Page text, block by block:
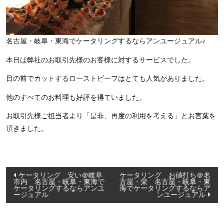
名古屋・岐阜・東海でケータリングするならアンユージュアル♪
本日は弊社のお取引先様のお客様に対するサービスでした。
目の前でカットするローストビーフはとても人気がありました。
他のすべてのお料理も好評を得ていました。
お取引先様ご担当者より「是非、再度の利用を考える」とお言葉を
頂きました。
投
稿
ナ
ケータリング 安い＠岐阜
市内 名古屋・岐阜・東海で
ケータリングするならアンユ
ージュアル
ケータリング お値打ち＠名
古屋・栄 名古屋・岐阜・東
海でケータリングするならア
ンユージュアル